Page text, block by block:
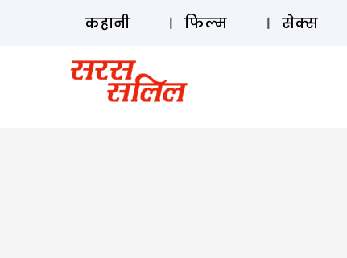
कहानी फिल्म सेक्स